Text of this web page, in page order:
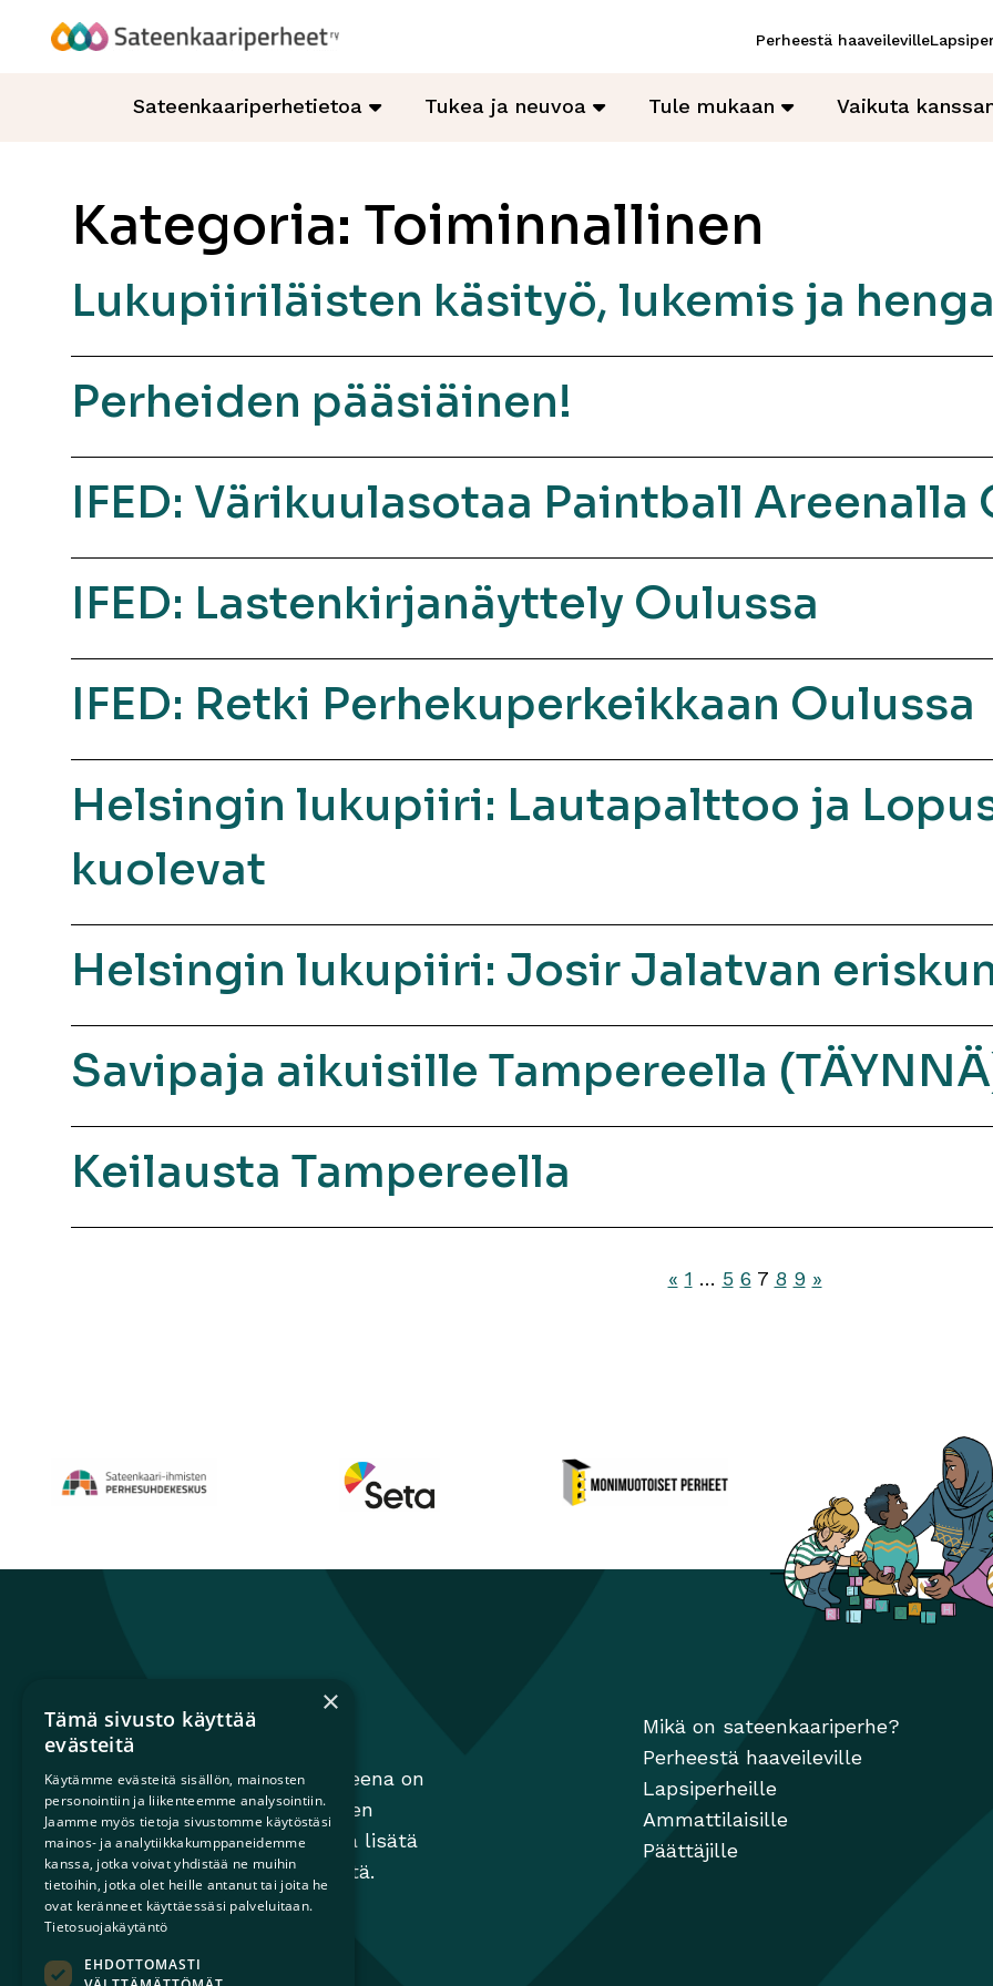
sisältöön
Perheestä haaveileville
Sateenkaariperhetietoa Tukea ja neuvoa Tule mukaan Vaikuta
Kategoria: Toiminnallinen
Lukupiiriläisten käsityö, lukemis ja
Perheiden pääsiäinen!
IFED: Värikuulasotaa Paintball Areenalla
IFED: Lastenkirjanäyttely Oulussa
IFED: Retki Perhekuperkeikkaan Oulussa
Helsingin lukupiiri: Lautapalttoo ja
kuolevat
Helsingin lukupiiri: Josir Jalatvan
Savipaja aikuisille Tampereella
Keilausta Tampereella
« 1 … 5 6 7 8 9 »
Sateenkaariperheet
Sateenkaariperheet ry:n tavoitteena on
edistää perheiden moninaisuuden
huomioimista yhteiskunnassa ja lisätä
tietoisuutta sateenkaariperheistä.
Mikä on sateenkaariperhe?
Perheestä haaveileville
Lapsiperheille
Ammattilaisille
Päättäjille
×
Tämä sivusto käyttää
evästeitä
Käytämme evästeitä sisällön, mainosten
personointiin ja liikenteemme analysointiin.
Jaamme myös tietoja sivustomme käytöstäsi
mainos- ja analytiikkakumppaneidemme
kanssa, jotka voivat yhdistää ne muihin
tietoihin, jotka olet heille antanut tai joita he
ovat keränneet käyttäessäsi palveluitaan.
Tietosuojakäytäntö
EHDOTTOMASTI